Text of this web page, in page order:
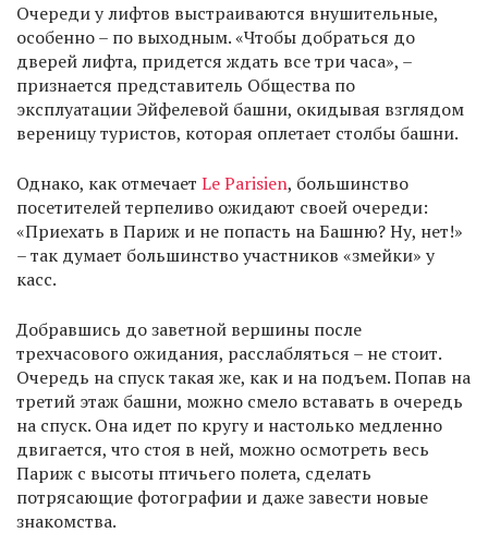
Очереди у лифтов выстраиваются внушительные,
особенно – по выходным. «Чтобы добраться до
дверей лифта, придется ждать все три часа», –
признается представитель Общества по
эксплуатации Эйфелевой башни, окидывая взглядом
вереницу туристов, которая оплетает столбы башни.
Однако, как отмечает Le Parisien, большинство
посетителей терпеливо ожидают своей очереди:
«Приехать в Париж и не попасть на Башню? Ну, нет!»
– так думает большинство участников «змейки» у
касс.
Добравшись до заветной вершины после
трехчасового ожидания, расслабляться – не стоит.
Очередь на спуск такая же, как и на подъем. Попав на
третий этаж башни, можно смело вставать в очередь
на спуск. Она идет по кругу и настолько медленно
двигается, что стоя в ней, можно осмотреть весь
Париж с высоты птичьего полета, сделать
потрясающие фотографии и даже завести новые
знакомства.